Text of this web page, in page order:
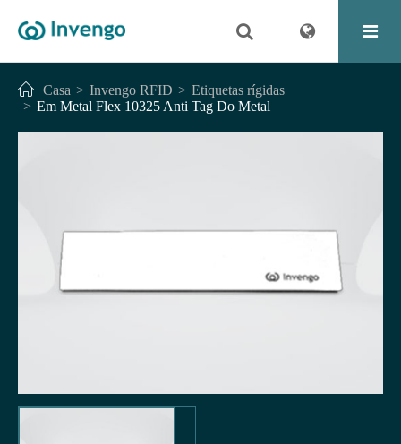
Casa Invengo RFID
Etiquetas rígidas
Em Metal Flex 10325 Anti Tag Do Metal